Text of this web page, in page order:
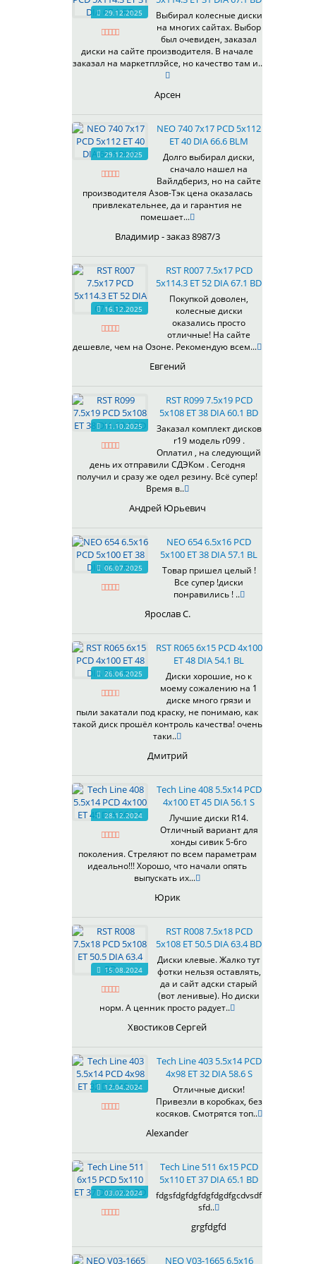
336
337
401
408
410
411
414
417
423
426
428
429
430
433
438
503
505
508
511
528
529
530
531
535
536
537
538
539
540
541
545
546
547
548
573
574
575
602
604
607
614
622
624
625
626
628
629
633
634
635
66,6
67,1
70,1
72,6
73,1
74,1
75.1
78.1
98
98,1
HS
MG
MGM
OrD
SL
W
WB
WD
29.12.2025
Выбирал колесные диски
на многих сайтах. Выбор
был очевиден, заказал
диски на сайте производителя. В начале
заказал на маркетплэйсе, но качество там и..
Арсен
29.12.2025
NEO 740 7x17 PCD 5x112
ET 40 DIA 66.6 BLM
Долго выбирал диски,
сначало нашел на
Вайлдбериз, но на сайте
производителя Азов-Тэк цена оказалась
привлекательнее, да и гарантия не
помешает...
Владимир - заказ 8987/3
16.12.2025
RST R007 7.5x17 PCD
5x114.3 ET 52 DIA 67.1 BD
Покупкой доволен,
колесные диски
оказались просто
отличные! На сайте
дешевле, чем на Озоне. Рекомендую всем...
Евгений
11.10.2025
RST R099 7.5x19 PCD
5x108 ET 38 DIA 60.1 BD
Заказал комплект дисков
r19 модель r099 .
Оплатил , на следующий
день их отправили СДЭКом . Сегодня
получил и сразу же одел резину. Всё супер!
Время в..
Андрей Юрьевич
06.07.2025
NEO 654 6.5x16 PCD
5x100 ET 38 DIA 57.1 BL
Товар пришел целый !
Все супер !диски
понравились ! ..
Ярослав С.
26.06.2025
RST R065 6x15 PCD 4x100
ET 48 DIA 54.1 BL
Диски хорошие, но к
моему сожалению на 1
диске много грязи и
пыли закатали под краску, не понимаю, как
такой диск прошёл контроль качества! очень
таки..
Дмитрий
28.12.2024
Tech Line 408 5.5x14 PCD
4x100 ET 45 DIA 56.1 S
Лучшие диски R14.
Отличный вариант для
хонды сивик 5-6го
поколения. Стреляют по всем параметрам
идеально!!! Хорошо, что начали опять
выпускать их...
Юрик
15.08.2024
RST R008 7.5x18 PCD
5x108 ET 50.5 DIA 63.4 BD
Диски клевые. Жалко тут
фотки нельзя оставлять,
да и сайт адски старый
(вот ленивые). Но диски
норм. А ценник просто радует..
Хвостиков Сергей
12.04.2024
Tech Line 403 5.5x14 PCD
4x98 ET 32 DIA 58.6 S
Отличные диски!
Привезли в коробках, без
косяков. Смотрятся топ..
Alexander
03.02.2024
Tech Line 511 6x15 PCD
5x110 ET 37 DIA 65.1 BD
fdgsfdgfdgfdgfdgdfgcdvsdf
sfd..
grgfdgfd
NEO V03-1665 6.5x16